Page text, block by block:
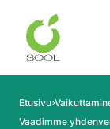
Siirry sivun
Etusivu
Vaadimme